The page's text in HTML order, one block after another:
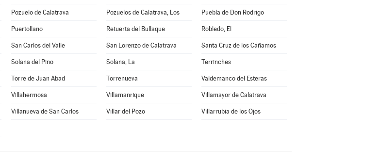
Pozuelo de Calatrava Pozuelos de Calatrava, Los Puebla de Don Rodrigo
Puertollano Retuerta del Bullaque Robledo, El
San Carlos del Valle San Lorenzo de Calatrava Santa Cruz de los Cáñamos
Solana del Pino Solana, La Terrinches
Torre de Juan Abad Torrenueva Valdemanco del Esteras
Villahermosa Villamanrique Villamayor de Calatrava
Villanueva de San Carlos Villar del Pozo Villarrubia de los Ojos